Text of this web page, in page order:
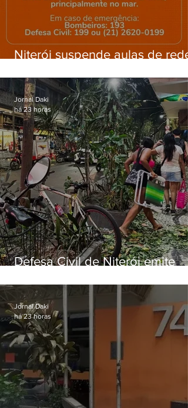
Niterói suspende aulas de rede
ventos fortes nesta sexta (7)
Defesa Civil de Niterói emite
sexta-feira (07)
Jornal Daki
há 23 horas
Jornal Daki
há 23 horas